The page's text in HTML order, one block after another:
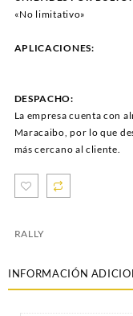
«No limitativo»
APLICACIONES:
DESPACHO:
La empresa cuenta con
Maracaibo, por lo que
más cercano al cliente.
RALLY
INFORMACIÓN